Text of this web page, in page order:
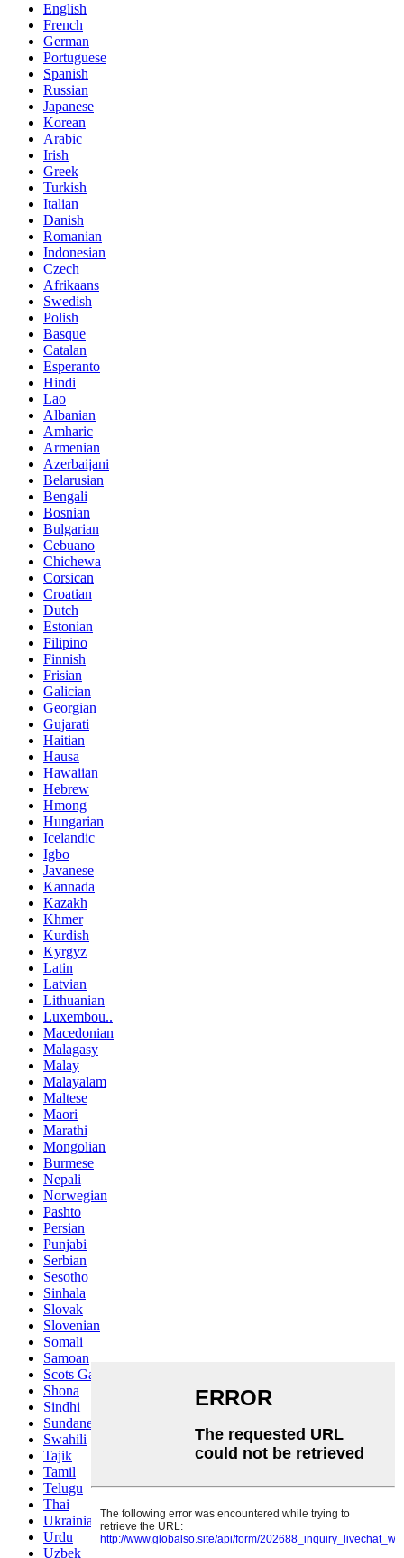
English
French
German
Portuguese
Spanish
Russian
Japanese
Korean
Arabic
Irish
Greek
Turkish
Italian
Danish
Romanian
Indonesian
Czech
Afrikaans
Swedish
Polish
Basque
Catalan
Esperanto
Hindi
Lao
Albanian
Amharic
Armenian
Azerbaijani
Belarusian
Bengali
Bosnian
Bulgarian
Cebuano
Chichewa
Corsican
Croatian
Dutch
Estonian
Filipino
Finnish
Frisian
Galician
Georgian
Gujarati
Haitian
Hausa
Hawaiian
Hebrew
Hmong
Hungarian
Icelandic
Igbo
Javanese
Kannada
Kazakh
Khmer
Kurdish
Kyrgyz
Latin
Latvian
Lithuanian
Luxembou..
Macedonian
Malagasy
Malay
Malayalam
Maltese
Maori
Marathi
Mongolian
Burmese
Nepali
Norwegian
Pashto
Persian
Punjabi
Serbian
Sesotho
Sinhala
Slovak
Slovenian
Somali
Samoan
Scots Gaelic
Shona
Sindhi
Sundanese
Swahili
Tajik
Tamil
Telugu
Thai
Ukrainian
Urdu
Uzbek